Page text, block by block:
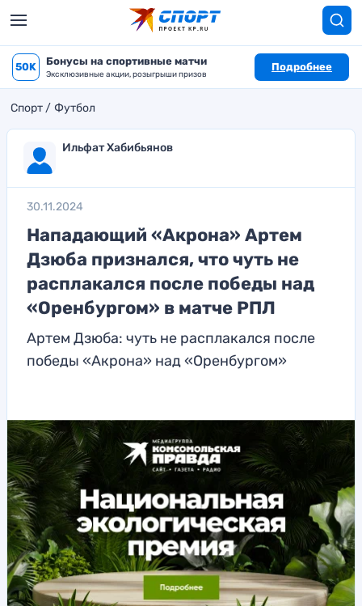
50K Бонусы на спортивные матчи
Эксклюзивные акции, розыгрыши призов
Подробнее
Спорт Футбол
Ильфат Хабибьянов
30.11.2024
Нападающий «Акрона» Артем
Дзюба признался, что чуть не
расплакался после победы над
«Оренбургом» в матче РПЛ
Артем Дзюба: чуть не расплакался после
победы «Акрона» над «Оренбургом»